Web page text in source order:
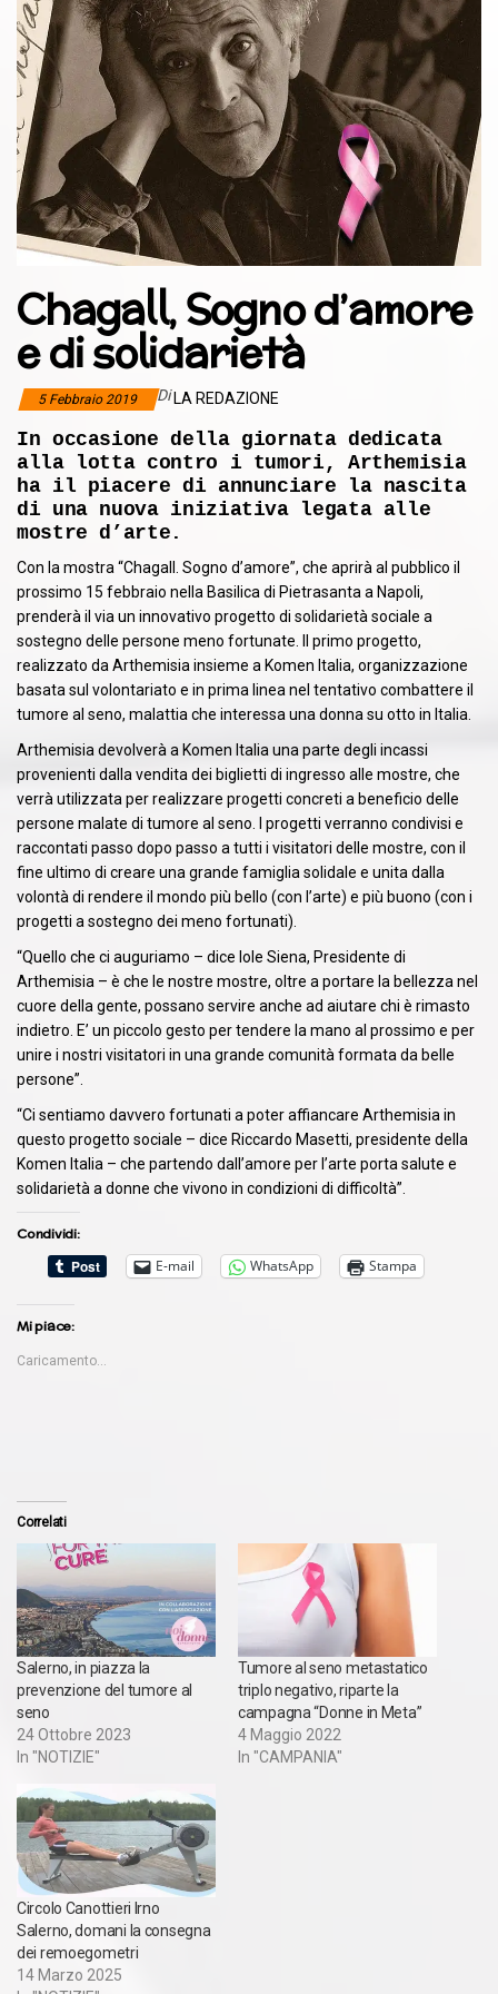
Chagall, Sogno d’amore
e di solidarietà
5 Febbraio 2019 DiLA REDAZIONE
In occasione della giornata dedicata
alla lotta contro i tumori, Arthemisia
ha il piacere di annunciare la nascita
di una nuova iniziativa legata alle
mostre d’arte.
Con la mostra “Chagall. Sogno d’amore”, che aprirà al pubblico il
prossimo 15 febbraio nella Basilica di Pietrasanta a Napoli,
prenderà il via un innovativo progetto di solidarietà sociale a
sostegno delle persone meno fortunate. Il primo progetto,
realizzato da Arthemisia insieme a Komen Italia, organizzazione
basata sul volontariato e in prima linea nel tentativo combattere il
tumore al seno, malattia che interessa una donna su otto in Italia.
Arthemisia devolverà a Komen Italia una parte degli incassi
provenienti dalla vendita dei biglietti di ingresso alle mostre, che
verrà utilizzata per realizzare progetti concreti a beneficio delle
persone malate di tumore al seno. I progetti verranno condivisi e
raccontati passo dopo passo a tutti i visitatori delle mostre, con il
fine ultimo di creare una grande famiglia solidale e unita dalla
volontà di rendere il mondo più bello (con l’arte) e più buono (con i
progetti a sostegno dei meno fortunati).
“Quello che ci auguriamo – dice Iole Siena, Presidente di
Arthemisia – è che le nostre mostre, oltre a portare la bellezza nel
cuore della gente, possano servire anche ad aiutare chi è rimasto
indietro. E’ un piccolo gesto per tendere la mano al prossimo e per
unire i nostri visitatori in una grande comunità formata da belle
persone”.
“Ci sentiamo davvero fortunati a poter affiancare Arthemisia in
questo progetto sociale – dice Riccardo Masetti, presidente della
Komen Italia – che partendo dall’amore per l’arte porta salute e
solidarietà a donne che vivono in condizioni di difficoltà”.
Condividi:
E-mail
WhatsApp Stampa
Mi piace:
Caricamento...
Correlati
Salerno, in piazza la
prevenzione del tumore al
seno
24 Ottobre 2023
In "NOTIZIE"
Tumore al seno metastatico
triplo negativo, riparte la
campagna “Donne in Meta”
4 Maggio 2022
In "CAMPANIA"
Circolo Canottieri Irno
Salerno, domani la consegna
dei remoegometri
14 Marzo 2025